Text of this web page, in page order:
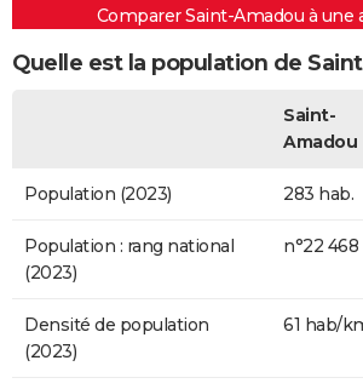
Comparer Saint-Amadou à une
Quelle est la population de
Saint-
Amadou
Population (2023) 283 hab.
Population : rang national
(2023)
n°22 468
Densité de population
(2023)
61 hab/